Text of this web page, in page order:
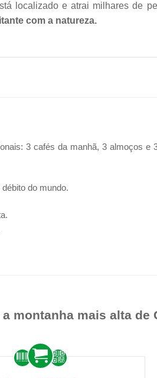
localizado e atrai milhares de
com a natureza.
3 cafés da manhã, 3 almoços e
do mundo.
montanha mais alta de